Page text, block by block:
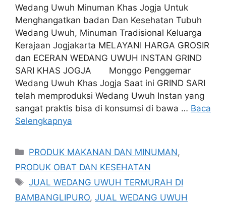
Wedang Uwuh Minuman Khas Jogja Untuk
Menghangatkan badan Dan Kesehatan Tubuh
Wedang Uwuh, Minuman Tradisional Keluarga
Kerajaan Jogjakarta MELAYANI HARGA GROSIR
dan ECERAN WEDANG UWUH INSTAN GRIND
SARI KHAS JOGJA Monggo Penggemar
Wedang Uwuh Khas Jogja Saat ini GRIND SARI
telah memproduksi Wedang Uwuh Instan yang
sangat praktis bisa di konsumsi di bawa … Baca
Selengkapnya
Kategori
PRODUK MAKANAN DAN MINUMAN,
PRODUK OBAT DAN KESEHATAN
Tag
JUAL WEDANG UWUH TERMURAH DI
BAMBANGLIPURO, JUAL WEDANG UWUH